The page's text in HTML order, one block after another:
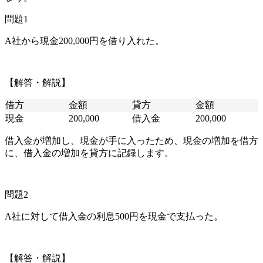
問題1
A社から現金200,000円を借り入れた。
【解答・解説】
借方 金額 貸方
金額
現金
200,000 借入金 200,000
借入金が増加し、現金が手に入ったため、現金の増加を借方
に、借入金の増加を貸方に記録します。
問題2
A社に対して借入金の利息500円を現金で支払った。
【解答・解説】